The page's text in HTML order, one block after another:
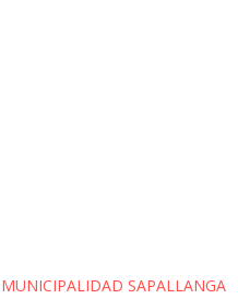
SAPALLANGA